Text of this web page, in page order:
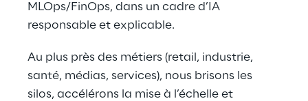
MLOps/FinOps, dans un cadre d’IA
responsable et explicable.
Au plus près des métiers (retail, industrie,
santé, médias, services), nous brisons les
silos, accélérons la mise à l’échelle et